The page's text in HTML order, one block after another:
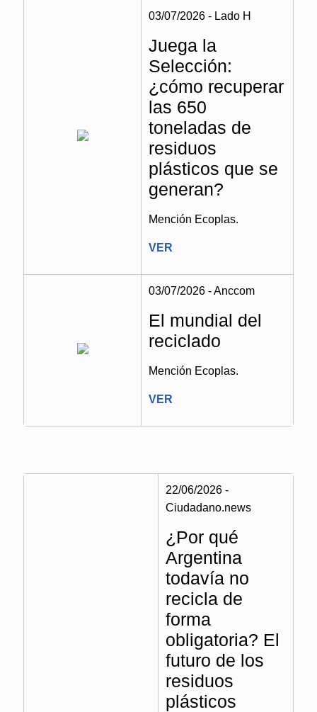
03/07/2026 - Lado H
Juega la
Selección:
¿cómo recuperar
las 650
toneladas de
residuos
plásticos que se
generan?
Mención Ecoplas.
VER
03/07/2026 - Anccom
El mundial del
reciclado
Mención Ecoplas.
VER
22/06/2026 -
Ciudadano.news
¿Por qué
Argentina
todavía no
recicla de
forma
obligatoria? El
futuro de los
residuos
plásticos